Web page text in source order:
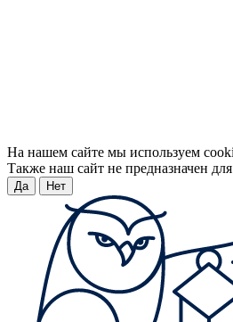
На нашем сайте мы используем
Также наш сайт не предназначен
Да Нет